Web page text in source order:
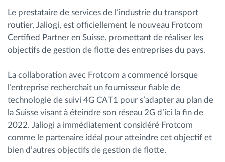
Planification et suivi d'itinéraire
Identification automatique du conducteur
Comment nous résolvons chaques besoins
d'activité de flotte
Calculatrice d’économies
Le prestataire de services de l’industrie du transport
routier, Jaliogi, est officiellement le nouveau Frotcom
Certified Partner en Suisse, promettant de réaliser les
objectifs de gestion de flotte des entreprises du pays.
La collaboration avec Frotcom a commencé lorsque
l’entreprise recherchait un fournisseur fiable de
technologie de suivi 4G CAT1 pour s’adapter au plan de
la Suisse visant à éteindre son réseau 2G d’ici la fin de
2022. Jaliogi a immédiatement considéré Frotcom
comme le partenaire idéal pour atteindre cet objectif et
bien d’autres objectifs de gestion de flotte.